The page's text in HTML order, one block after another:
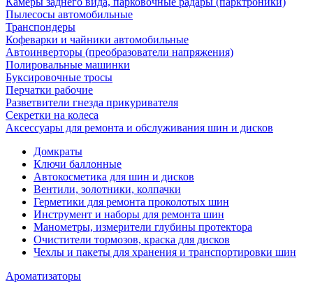
Пылесосы автомобильные
Транспондеры
Кофеварки и чайники автомобильные
Автоинверторы (преобразователи напряжения)
Полировальные машинки
Буксировочные тросы
Перчатки рабочие
Разветвители гнезда прикуривателя
Секретки на колеса
Аксессуары для ремонта и обслуживания ‎шин и дисков
Домкраты
Ключи баллонные
Автокосметика для шин и дисков
Вентили, золотники, колпачки
Герметики для ремонта проколотых шин
Инструмент и наборы для ремонта шин
Манометры, измерители глубины протектора
Очистители тормозов, краска для дисков
Чехлы и пакеты для хранения и транспортировки шин
Ароматизаторы